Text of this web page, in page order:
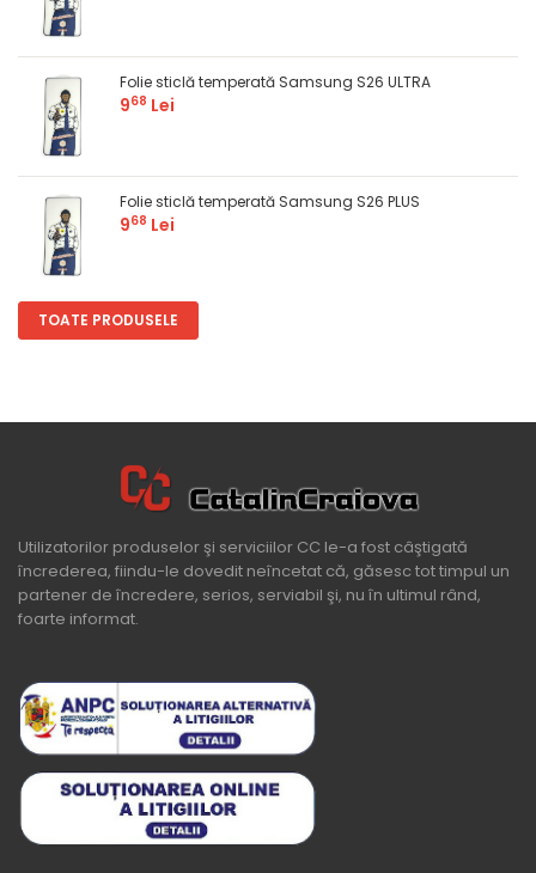
Folie sticlă temperată Samsung S26 ULTRA
968 Lei
Folie sticlă temperată Samsung S26 PLUS
968 Lei
TOATE PRODUSELE
Utilizatorilor produselor şi serviciilor CC le-a fost câştigată
încrederea, fiindu-le dovedit neîncetat că, găsesc tot timpul un
partener de încredere, serios, serviabil şi, nu în ultimul rând,
foarte informat.